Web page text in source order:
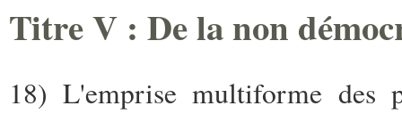
Titre V : De la non
18) L'emprise multiforme